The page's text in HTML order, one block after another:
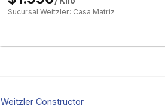
Sucursal Weitzler: Casa Matriz
Weitzler Constructor